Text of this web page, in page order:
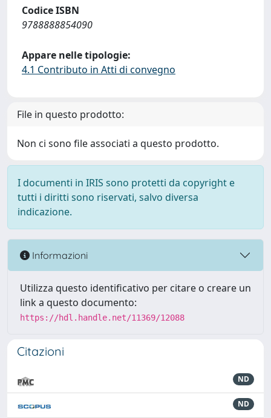
Codice ISBN
9788888854090
Appare nelle tipologie:
4.1 Contributo in Atti di convegno
File in questo prodotto:
Non ci sono file associati a questo prodotto.
I documenti in IRIS sono protetti da copyright e
tutti i diritti sono riservati, salvo diversa
indicazione.
Informazioni
Utilizza questo identificativo per citare o creare un
link a questo documento:
https://hdl.handle.net/11369/12088
Citazioni
ND
ND